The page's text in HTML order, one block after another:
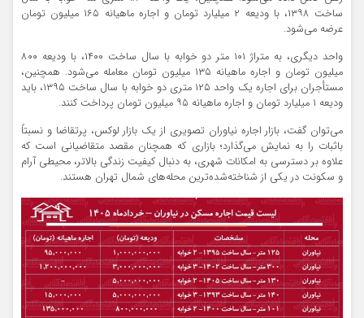
ساخت ۱۳۹۸، با ودیعه ۲ میلیارد تومان و اجاره ماهیانه ۱۶۵ میلیون تومان
عرضه می‌شود.
واحد دیگری، به متراژ ۱۰۱ متر دو خوابه با سال ساخت ۱۴۰۰، با ودیعه ۸۰۰
میلیون تومان و اجاره ماهیانه ۱۳۵ میلیون تومان معامله می‌شود. همچنین،
مستأجران برای اجاره یک واحد ۱۲۵ متری دو خوابه با سال ساخت ۱۳۹۵، باید
ودیعه ۱ میلیارد تومان و اجاره ماهیانه ۹۵ میلیون تومان پرداخت کنند.
می‌توان گفت، بازار اجاره نیاوران تصویری از یک بازار لوکس، پرتقاضا و نسبتاً
باثبات را به نمایش می‌گذارد؛ بازاری که همچنان مقصد متقاضیانی است که
علاوه بر دسترسی به امکانات شهری، به دنبال کیفیت زندگی بالاتر، محیطی آرام
و سکونت در یکی از شناخته‌شده‌ترین محله‌های شمال تهران هستند.